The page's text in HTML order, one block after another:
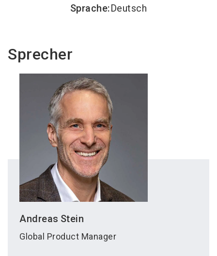
Sprache:Deutsch
Sprecher
Andreas Stein
Global Product Manager